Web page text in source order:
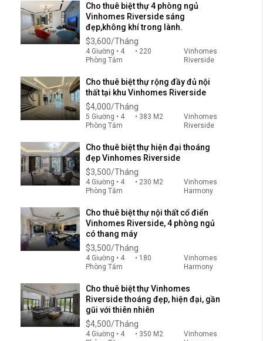
Cho thuê biệt thự 4 phòng ngủ
Vinhomes Riverside sáng
đẹp,không khí trong lành.
$3,600/Tháng
4 Giường • 4
Phòng Tắm
• 220
Vinhomes
Riverside
Cho thuê biệt thự rộng đầy đủ nội
thất tại khu Vinhomes Riverside
$4,000/Tháng
5 Giường • 4
Phòng Tắm
• 383 M2
Vinhomes
Riverside
Cho thuê biệt thự hiện đại thoáng
đẹp Vinhomes Riverside
$3,500/Tháng
4 Giường • 4
Phòng Tắm
• 230 M2
Vinhomes
Harmony
Cho thuê biệt thự nội thất cổ điển
Vinhomes Riverside, 4 phòng ngủ
có thang máy
$3,500/Tháng
4 Giường • 4
Phòng Tắm
• 180
Vinhomes
Harmony
Cho thuê biệt thự Vinhomes
Riverside thoáng đẹp, hiện đại, gần
gũi với thiên nhiên
$4,500/Tháng
4 Giường • 4
• 350 M2
Vinhomes